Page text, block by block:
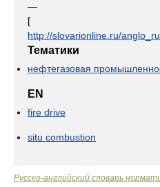
—
[
http://slovarionline.ru/
Тематики
нефтегазовая
EN
fire drive
situ combustion
Русско-английский словарь